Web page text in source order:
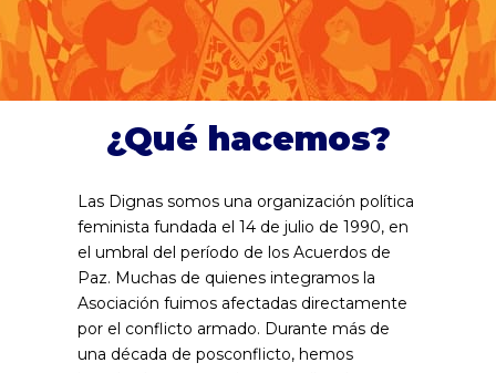
¿Qué hacemos?
Las Dignas somos una organización política
feminista fundada el 14 de julio de 1990, en
el umbral del período de los Acuerdos de
Paz. Muchas de quienes integramos la
Asociación fuimos afectadas directamente
por el conflicto armado. Durante más de
una década de posconflicto, hemos